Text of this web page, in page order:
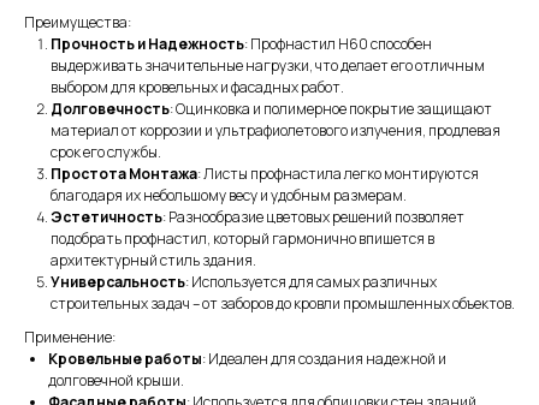
Преимущества:
Прочность и Надежность: Профнастил H60 способен
выдерживать значительные нагрузки, что делает его отличным
выбором для кровельных и фасадных работ.
Долговечность: Оцинковка и полимерное покрытие защищают
материал от коррозии и ультрафиолетового излучения, продлевая
срок его службы.
Простота Монтажа: Листы профнастила легко монтируются
благодаря их небольшому весу и удобным размерам.
Эстетичность: Разнообразие цветовых решений позволяет
подобрать профнастил, который гармонично впишется в
архитектурный стиль здания.
Универсальность: Используется для самых различных
строительных задач – от заборов до кровли промышленных объектов.
Применение:
Кровельные работы: Идеален для создания надежной и
долговечной крыши.